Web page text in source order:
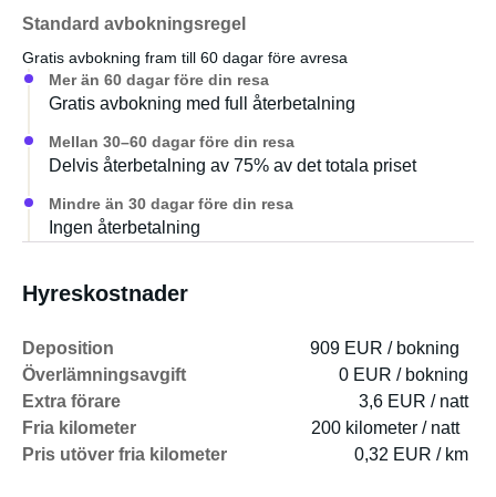
Standard avbokningsregel
Gratis avbokning fram till 60 dagar före avresa
Mer än 60 dagar före din resa
Gratis avbokning med full återbetalning
Mellan 30–60 dagar före din resa
Delvis återbetalning av 75% av det totala priset
Mindre än 30 dagar före din resa
Ingen återbetalning
Hyreskostnader
Deposition
909 EUR / bokning
Överlämningsavgift
0 EUR / bokning
Extra förare
3,6 EUR / natt
Fria kilometer
200 kilometer / natt
Pris utöver fria kilometer
0,32 EUR / km